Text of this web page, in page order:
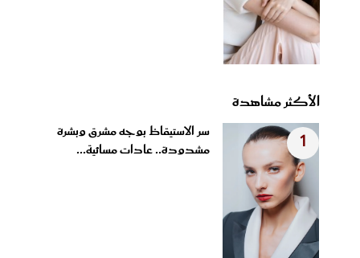
الأكثر مشاهدة
1
سر الاستيقاظ بوجه مشرق وبشرة
مشدودة.. عادات مسائية...